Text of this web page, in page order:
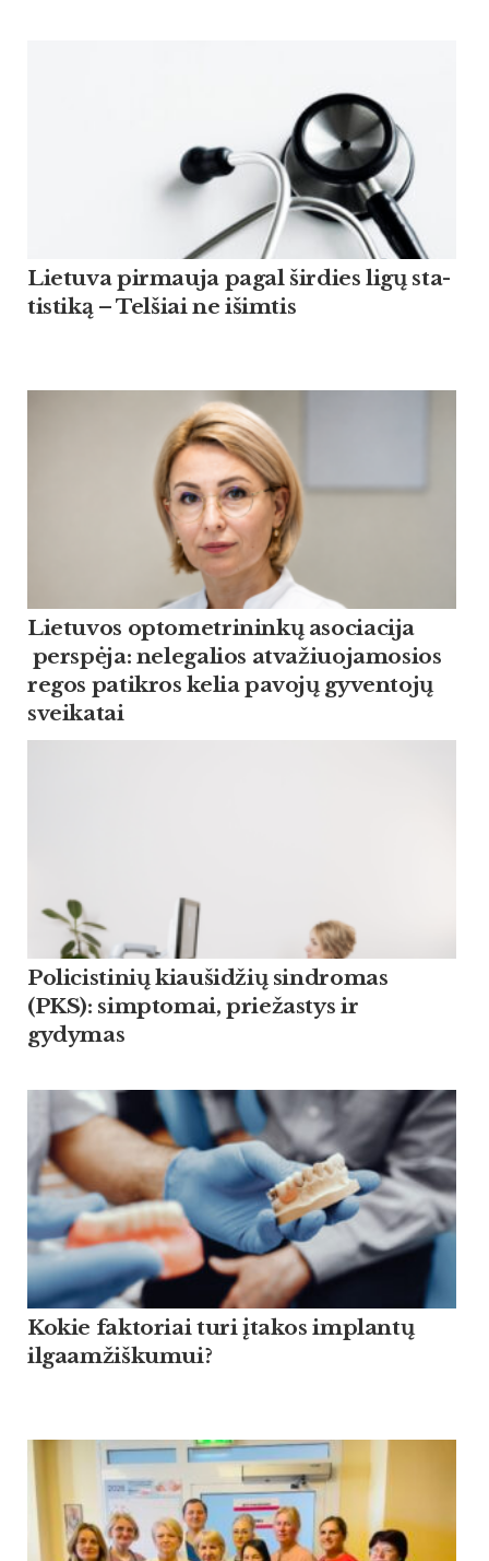
Lie­tu­va pir­mau­ja pagal šir­dies ligų sta­
tis­ti­ką – Tel­šiai ne išim­tis
Lietuvos optometrininkų asociacija
perspėja: nelegalios atvažiuojamosios
regos patikros kelia pavojų gyventojų
sveikatai
Policistinių kiaušidžių sindromas
(PKS): simptomai, priežastys ir
gydymas
Kokie faktoriai turi įtakos implantų
ilgaamžiškumui?